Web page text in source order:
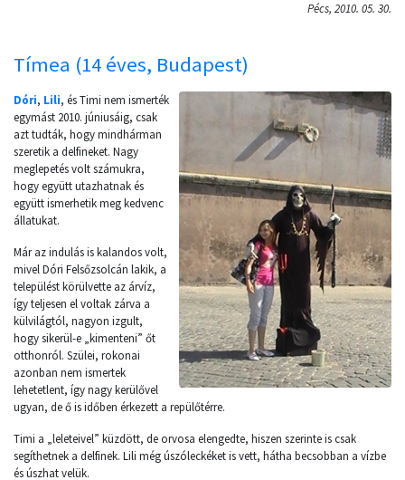
Pécs, 2010. 05. 30.
Tímea (14 éves, Budapest)
Dóri, Lili, és Timi nem ismerték
egymást 2010. júniusáig, csak
azt tudták, hogy mindhárman
szeretik a delfineket. Nagy
meglepetés volt számukra,
hogy együtt utazhatnak és
együtt ismerhetik meg kedvenc
állatukat.
Már az indulás is kalandos volt,
mivel Dóri Felsőzsolcán lakik, a
települést körülvette az árvíz,
így teljesen el voltak zárva a
külvilágtól, nagyon izgult,
hogy sikerül-e „kimenteni” őt
otthonról. Szülei, rokonai
azonban nem ismertek
lehetetlent, így nagy kerülővel
ugyan, de ő is időben érkezett a repülőtérre.
Timi a „leleteivel” küzdött, de orvosa elengedte, hiszen szerinte is csak
segíthetnek a delfinek. Lili még úszóleckéket is vett, hátha becsobban a vízbe
és úszhat velük.